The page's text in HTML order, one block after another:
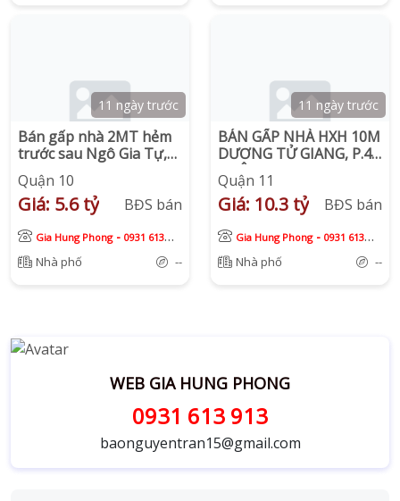
11 ngày trước
Bán gấp nhà 2MT hẻm
trước sau Ngô Gia Tự,
Phường 9, Quận 10.
Quận 10
Giá: 5.6 tỷ BĐS bán
Gia Hung Phong- 0931 613
913 Nhà phố --
11 ngày trước
BÁN GẤP NHÀ HXH 10M
DƯƠNG TỬ GIANG, P.4,
QUẬN 11
Quận 11
Giá: 10.3 tỷ BĐS bán
Gia Hung Phong- 0931 613
913 Nhà phố --
WEB GIA HUNG PHONG
0931 613 913
baonguyentran15@gmail.com